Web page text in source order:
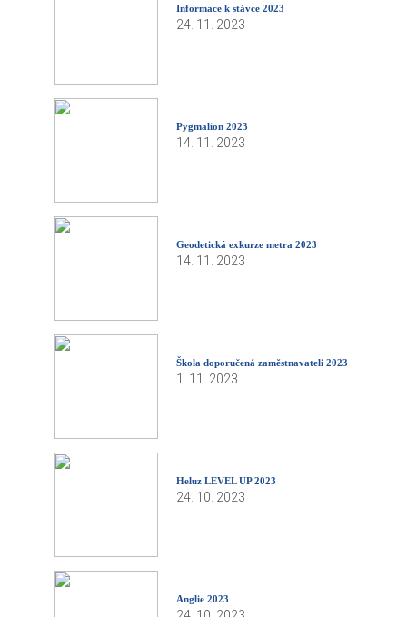
Informace k stávce 2023
24. 11. 2023
Pygmalion 2023
14. 11. 2023
Geodetická exkurze metra 2023
14. 11. 2023
Škola doporučená zaměstnavateli 2023
1. 11. 2023
Heluz LEVEL UP 2023
24. 10. 2023
Anglie 2023